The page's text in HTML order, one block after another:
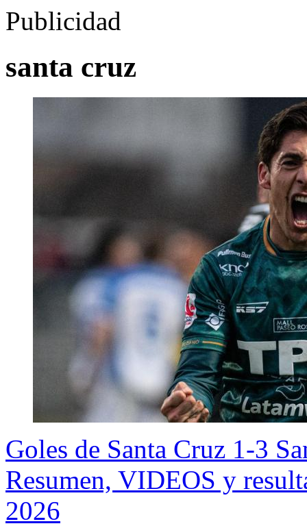
Publicidad
santa cruz
Goles de Santa Cruz 1-3
Resumen, VIDEOS y
2026